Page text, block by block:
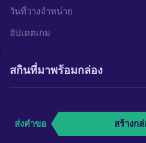
วันที่วางจำหน่าย
อัปเดตเกม
สกินที่มาพร้อมกล่อง
ส่งคำขอ สร้างก